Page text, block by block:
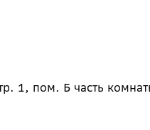
1, пом. Б часть